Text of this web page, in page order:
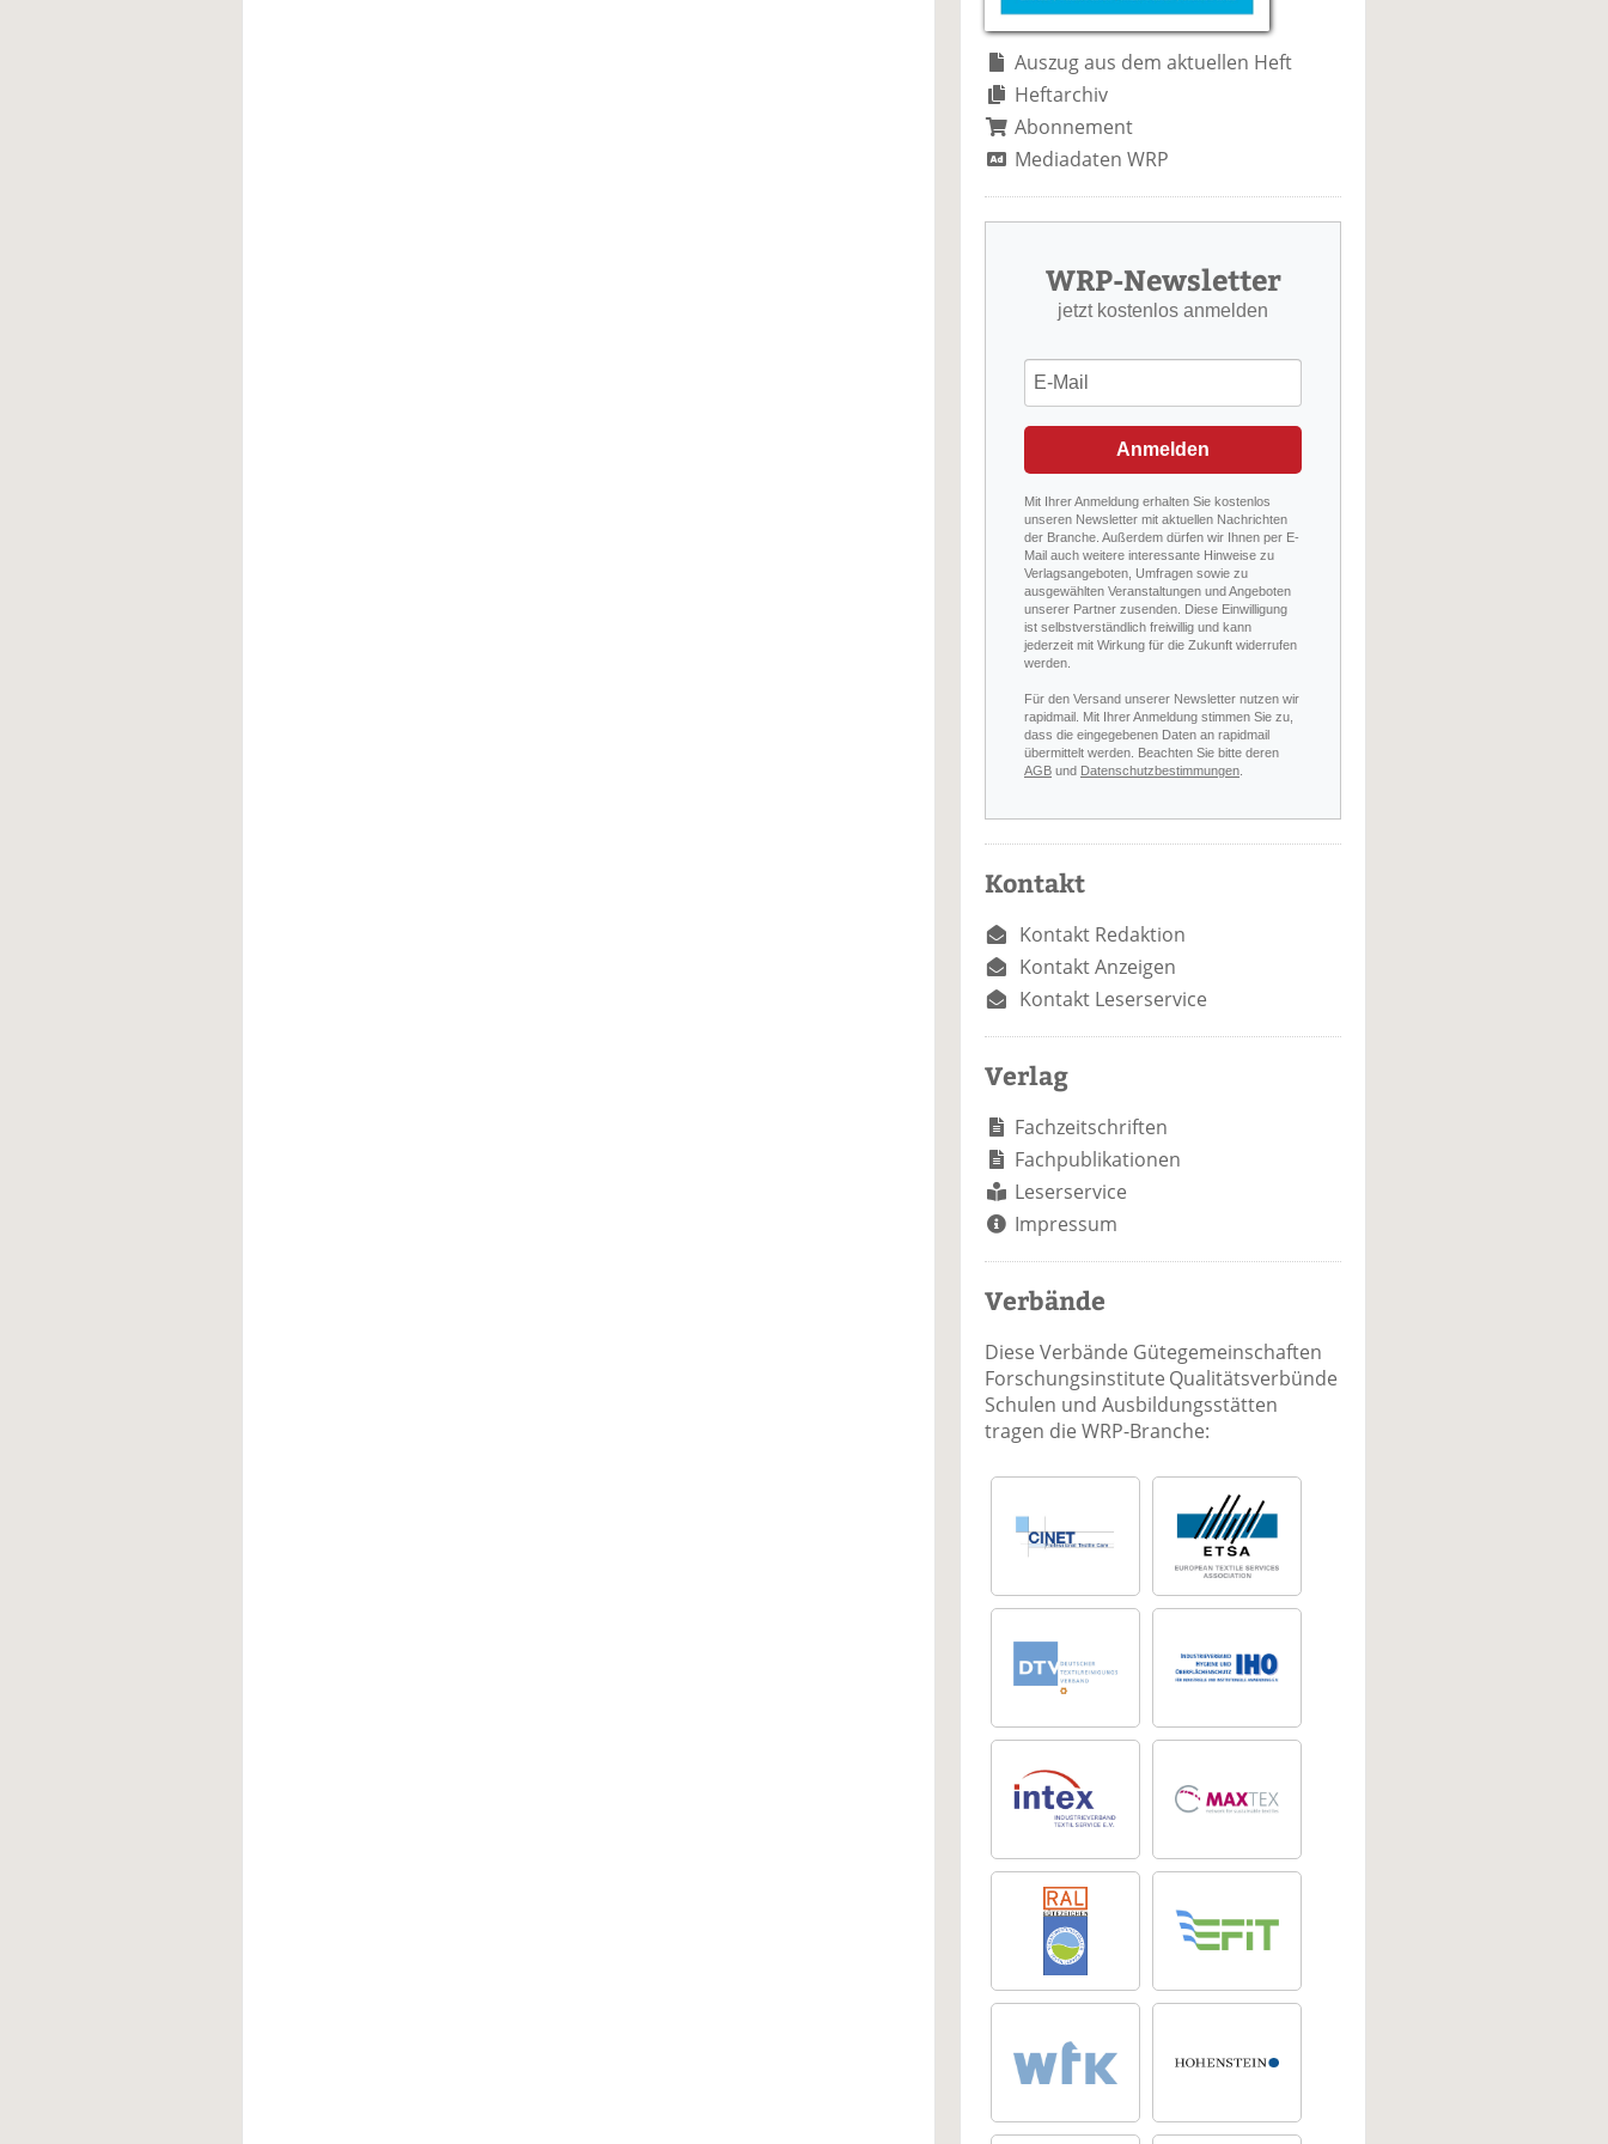
Auszug aus dem aktuellen Heft
Heftarchiv
Abonnement
Mediadaten WRP
WRP-Newsletter
jetzt kostenlos anmelden
Anmelden
Mit Ihrer Anmeldung erhalten Sie kostenlos
unseren Newsletter mit aktuellen Nachrichten
der Branche. Außerdem dürfen wir Ihnen per E-
Mail auch weitere interessante Hinweise zu
Verlagsangeboten, Umfragen sowie zu
ausgewählten Veranstaltungen und Angeboten
unserer Partner zusenden. Diese Einwilligung
ist selbstverständlich freiwillig und kann
jederzeit mit Wirkung für die Zukunft widerrufen
werden.
Für den Versand unserer Newsletter nutzen wir
rapidmail. Mit Ihrer Anmeldung stimmen Sie zu,
dass die eingegebenen Daten an rapidmail
übermittelt werden. Beachten Sie bitte deren
AGB und Datenschutzbestimmungen
Kontakt
Kontakt Redaktion
Kontakt Anzeigen
Kontakt Leserservice
Verlag
Fachzeitschriften
Fachpublikationen
Leserservice
Impressum
Verbände
Diese Verbände Gütegemeinschaften
Forschungsinstitute Qualitätsverbünde
Schulen und Ausbildungsstätten
tragen die WRP-Branche: